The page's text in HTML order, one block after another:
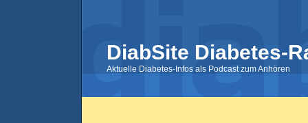
DiabSite Diabetes-
Aktuelle Diabetes-Infos als Podcast zum Anhören